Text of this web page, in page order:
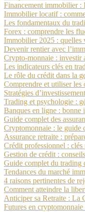
Financement immobilier :
Immobilier locatif :
Les fondamentaux du
Forex : comprendre les
Immobilier 2025 : quelles
Devenir rentier avec
Crypto-monnaie : investir
Les indicateurs clés en
Le rôle du crédit dans la
Comprendre et utiliser les
Stratégies
Trading et psychologie :
Banques en ligne : bonne
Guide complet des
Cryptomonnaie : le guide
Assurance retraite :
Crédit professionnel :
Gestion de crédit :
Guide complet du trading
Tendances du marché
4 raisons pertinentes de
Comment atteindre la
Anticiper sa Retraite : La
Futures en